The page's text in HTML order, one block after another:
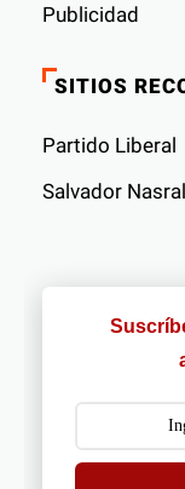
Publicidad
SITIOS
Partido Liberal
Salvador